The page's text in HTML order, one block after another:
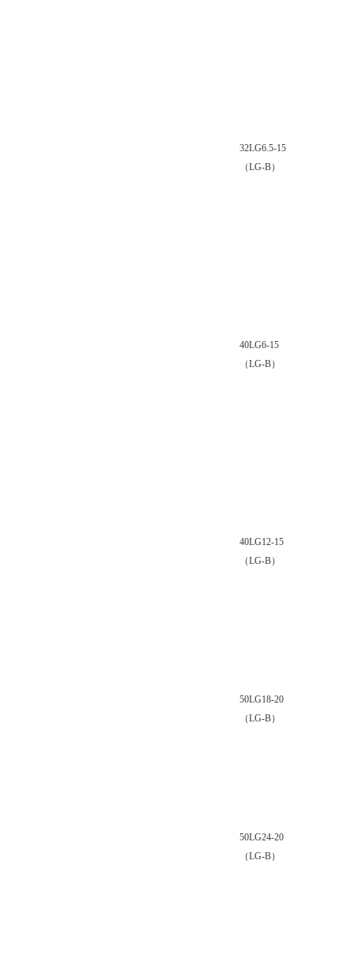
32LG6.5-15
（LG-B）
40LG6-15
（LG-B）
40LG12-15
（LG-B）
50LG18-20
（LG-B）
50LG24-20
（LG-B）